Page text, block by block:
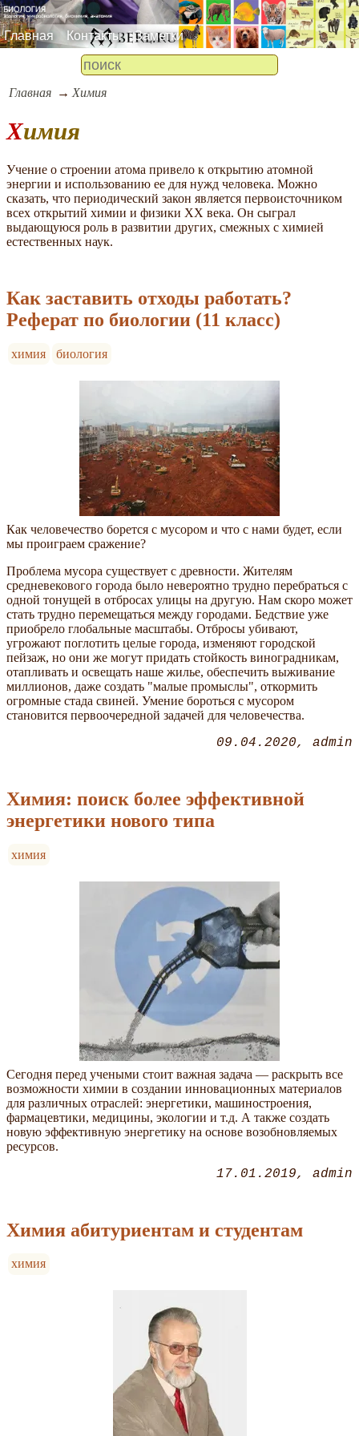
Главная Контакты Заметки
Главная Химия
Химия
Учение о строении атома привело к открытию атомной
энергии и использованию ее для нужд человека. Можно
сказать, что периодический закон является первоисточником
всех открытий химии и физики ХХ века. Он сыграл
выдающуюся роль в развитии других, смежных с химией
естественных наук.
Как заставить отходы работать?
Реферат по биологии (11 класс)
химия биология
Как человечество борется с мусором и что с нами будет, если
мы проиграем сражение?
Проблема мусора существует с древности. Жителям
средневекового города было невероятно трудно перебраться с
одной тонущей в отбросах улицы на другую. Нам скоро может
стать трудно перемещаться между городами. Бедствие уже
приобрело глобальные масштабы. Отбросы убивают,
угрожают поглотить целые города, изменяют городской
пейзаж, но они же могут придать стойкость виноградникам,
отапливать и освещать наше жилье, обеспечить выживание
миллионов, даже создать "малые промыслы", откормить
огромные стада свиней. Умение бороться с мусором
становится первоочередной задачей для человечества.
09.04.2020 admin
Химия: поиск более эффективной
энергетики нового типа
химия
Сегодня перед учеными стоит важная задача — раскрыть все
возможности химии в создании инновационных материалов
для различных отраслей: энергетики, машиностроения,
фармацевтики, медицины, экологии и т.д. А также создать
новую эффективную энергетику на основе возобновляемых
ресурсов.
17.01.2019 admin
Химия абитуриентам и студентам
химия